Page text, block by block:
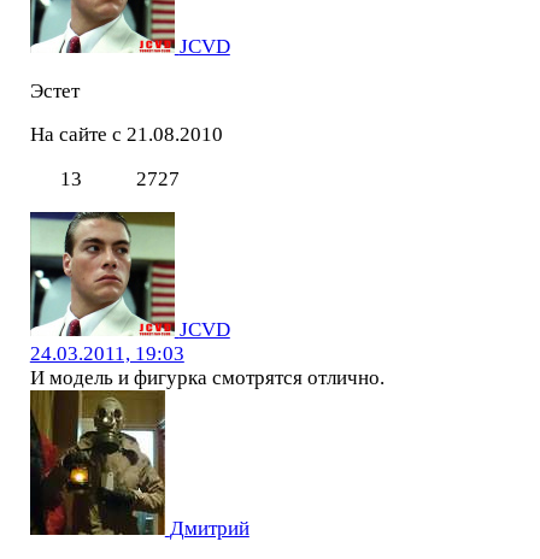
JCVD
Эстет
На сайте с 21.08.2010
13
2727
JCVD
24.03.2011, 19:03
И модель и фигурка смотрятся отлично.
Дмитрий